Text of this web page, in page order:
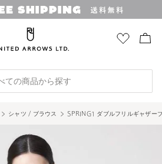
ての商品から探す
シャツ / ブラウス SPRING1 ダブルフリルギャザー